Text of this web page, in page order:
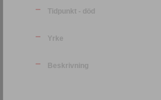
Tidpunkt - död
Yrke
Beskrivning